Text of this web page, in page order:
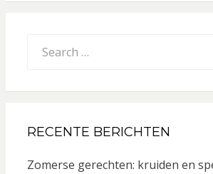
for:
RECENTE BERICHTEN
Zomerse gerechten: kruiden en